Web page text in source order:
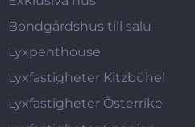
Bondgårdshus till salu
Lyxpenthouse
Lyxfastigheter Kitzbühel
Lyxfastigheter Österrike